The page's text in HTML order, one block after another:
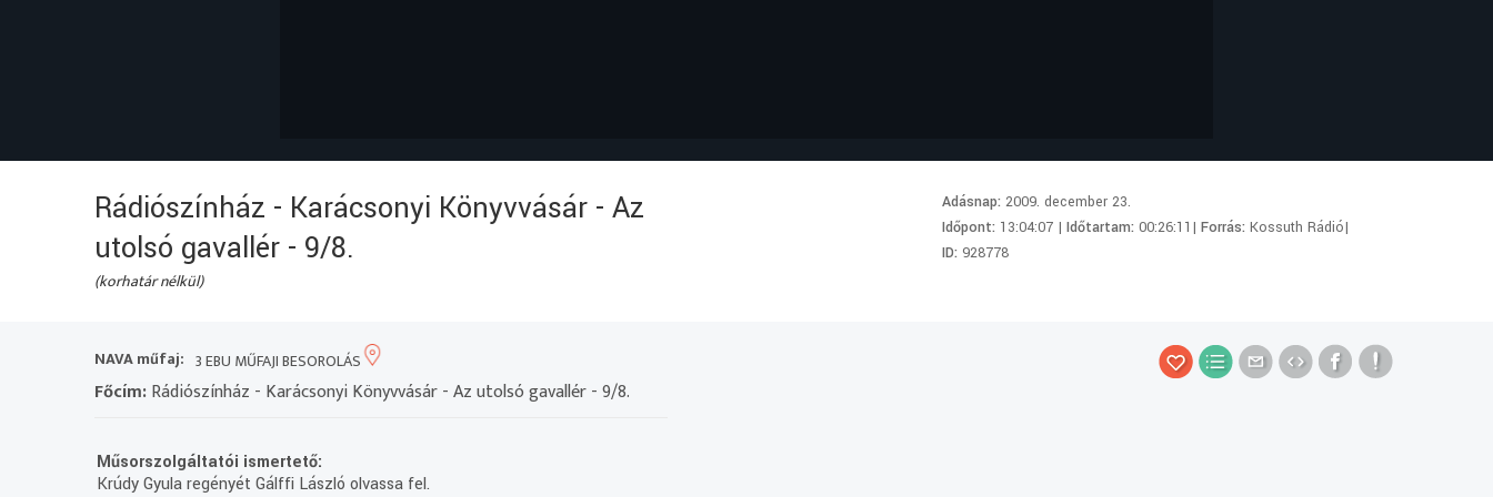
Rádiószínház - Karácsonyi Könyvvásár - Az
utolsó gavallér - 9/8.
(korhatár nélkül)
Adásnap:2009. december 23.
Időpont: 13:04:07 |Időtartam:00:26:11|Forrás:Kossuth Rádió|
ID: 928778
NAVA műfaj: 3 EBU MŰFAJI BESOROLÁS
Főcím:Rádiószínház - Karácsonyi Könyvvásár - Az utolsó gavallér - 9/8.
Műsorszolgáltatói ismertető:
Krúdy Gyula regényét Gálffi László olvassa fel.